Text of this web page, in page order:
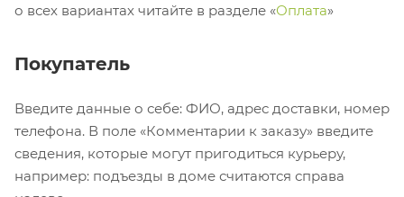
о всех вариантах читайте в разделе «Оплата»
Покупатель
Введите данные о себе: ФИО, адрес доставки, номер
телефона. В поле «Комментарии к заказу» введите
сведения, которые могут пригодиться курьеру,
например: подъезды в доме считаются справа